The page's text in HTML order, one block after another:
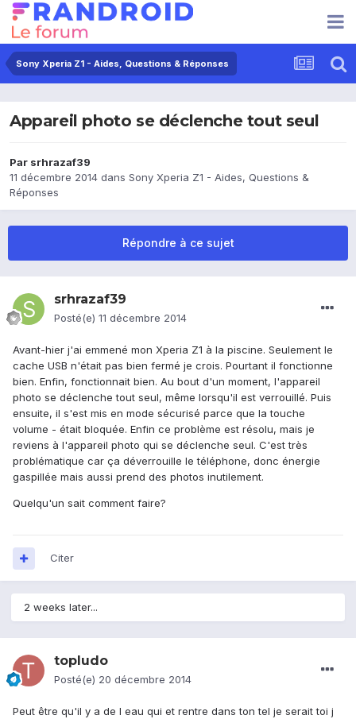
Sony Xperia Z1 - Aides, Questions & Réponses
Appareil photo se déclenche tout seul
Par srhrazaf39
11 décembre 2014 dans Sony Xperia Z1 - Aides, Questions &
Réponses
Répondre à ce sujet
srhrazaf39
Posté(e) 11 décembre 2014
Avant-hier j'ai emmené mon Xperia Z1 à la piscine. Seulement le
cache USB n'était pas bien fermé je crois. Pourtant il fonctionne
bien. Enfin, fonctionnait bien. Au bout d'un moment, l'appareil
photo se déclenche tout seul, même lorsqu'il est verrouillé. Puis
ensuite, il s'est mis en mode sécurisé parce que la touche
volume - était bloquée. Enfin ce problème est résolu, mais je
reviens à l'appareil photo qui se déclenche seul. C'est très
problématique car ça déverrouille le téléphone, donc énergie
gaspillée mais aussi prend des photos inutilement.
Quelqu'un sait comment faire?
Citer
2 weeks later...
topludo
Posté(e) 20 décembre 2014
Peut être qu'il y a de l eau qui et rentre dans ton tel je serait toi j